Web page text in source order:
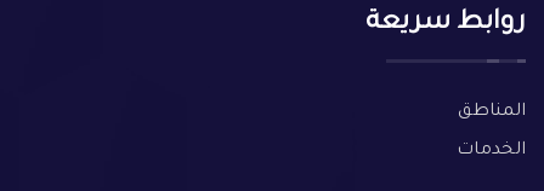
روابط سريعة
المناطق
الخدمات